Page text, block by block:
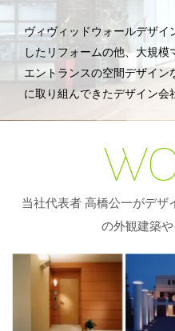
ヴィヴィッドウォールデザイ
したリフォームの他、大規
エントランスの空間デザイ
に取り組んできたデザイン会
当社代表者 高橋公一がデザ
の外観建築